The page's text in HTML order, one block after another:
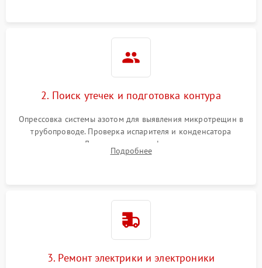
1800 ₽
2. Поиск утечек и подготовка контура
Опрессовка системы азотом для выявления микротрещин в
трубопроводе. Проверка испарителя и конденсатора
течеискателем. Демонтаж старого фильтра-осушителя и
продувка капиллярной трубки для устранения засоров.
Подробнее
3. Ремонт электрики и электроники